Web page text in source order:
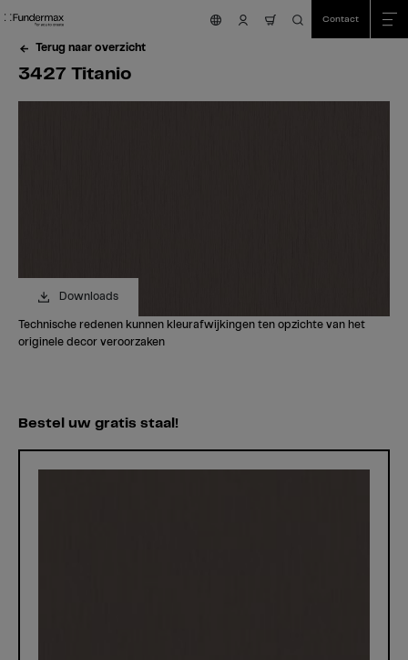
sr.skip-to.main-content
sr.skip-to.table-of-contents
sr.skip-to.main-navigation
nav.cart.item.count
Contact
Terug naar overzicht
3427 Titanio
Downloads
Technische redenen kunnen kleurafwijkingen ten opzichte van het
originele decor veroorzaken
Bestel uw gratis staal!